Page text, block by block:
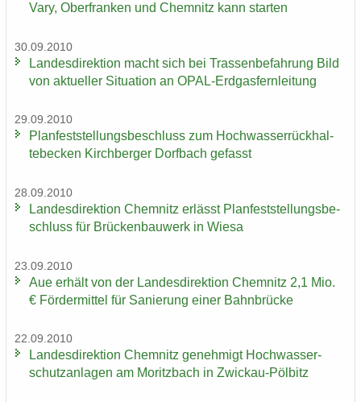
Vary, Ober­fran­ken und Chem­nitz kann star­ten
30.09.2010
Lan­des­di­rek­ti­on macht sich bei Tras­sen­be­fah­rung Bild
von ak­tu­el­ler Si­tua­ti­on an OPAL-​Erdgasfernleitung
29.09.2010
Plan­fest­stel­lungs­be­schluss zum Hoch­was­ser­rück­hal­
te­be­cken Kirch­ber­ger Dorf­bach ge­fasst
28.09.2010
Lan­des­di­rek­ti­on Chem­nitz er­lässt Plan­fest­stel­lungs­be­
schluss für Brü­cken­bau­werk in Wiesa
23.09.2010
Aue er­hält von der Lan­des­di­rek­ti­on Chem­nitz 2,1 Mio.
€ För­der­mit­tel für Sa­nie­rung einer Bahn­brü­cke
22.09.2010
Lan­des­di­rek­ti­on Chem­nitz ge­neh­migt Hoch­was­ser­
schutz­an­la­gen am Mo­ritz­bach in Zwickau-​Pölbitz